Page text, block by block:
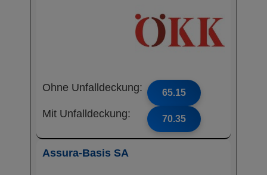
Ohne Unfalldeckung: 65.15
Mit Unfalldeckung: 70.35
Assura-Basis SA